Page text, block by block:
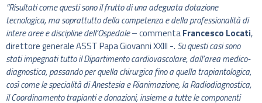
“Risultati come questi sono il frutto di una adeguata dotazione
tecnologica, ma soprattutto della competenza e della professionalità di
intere aree e discipline dell’Ospedale– commentaFrancesco Locati,
direttore generale ASST Papa Giovanni XXIII -. Su questi casi sono
stati impegnati tutto il Dipartimento cardiovascolare, dall’area medico-
diagnostica, passando per quella chirurgica fino a quella trapiantologica,
così come le specialità di Anestesia e Rianimazione, la Radiodiagnostica,
il Coordinamento trapianti e donazioni, insieme a tutte le componenti